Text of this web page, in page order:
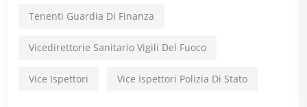
Tenenti Guardia Di Finanza
Vicedirettorie Sanitario Vigili Del Fuoco
Vice Ispettori Vice Ispettori Polizia Di Stato